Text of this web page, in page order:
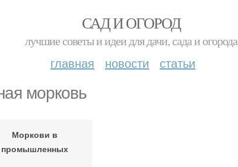
САД И ОГОРОД
лучшие советы и идеи для дачи, сада и огорода
главная новости статьи
морковь
Моркови в
промышленных